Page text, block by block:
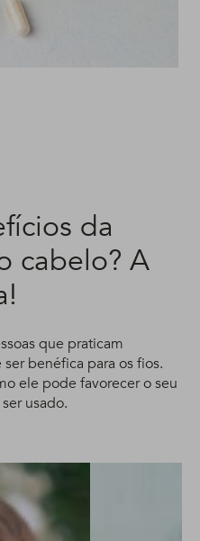
da
cabelo? A
que praticam
ser benéfica para os fios.
ele pode favorecer o seu
usado.